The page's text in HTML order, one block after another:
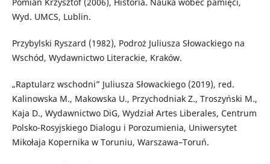
Wyd. UMCS, Lublin.
Przybylski Ryszard (1982), Podroż Juliusza Słowackiego na
Wschód, Wydawnictwo Literackie, Kraków.
„Raptularz wschodni” Juliusza Słowackiego (2019), red.
Kalinowska M., Makowska U., Przychodniak Z., Troszyński M.,
Kaja D., Wydawnictwo DiG, Wydział Artes Liberales, Centrum
Polsko-Rosyjskiego Dialogu i Porozumienia, Uniwersytet
Mikołaja Kopernika w Toruniu, Warszawa–Toruń.